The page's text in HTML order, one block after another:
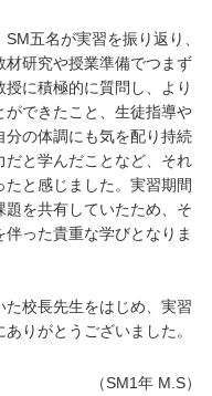
五名が実習を振り返り、
研究や授業準備でつまず
に積極的に質問し、より
ができたこと、生徒指導や
の体調にも気を配り持続
と学んだことなど、それ
と感じました。実習期間
を共有していたため、そ
った貴重な学びとなりま
校長先生をはじめ、実習
りがとうございました。
（SM1年 M.S）